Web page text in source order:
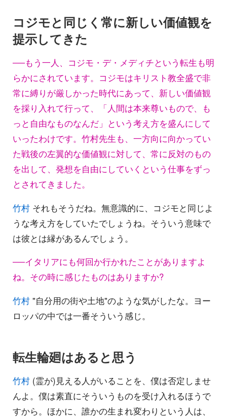
コジモと同じく常に新しい価値観を
提示してきた
──もう一人、コジモ・デ・メディチという転生も明
らかにされています。コジモはキリスト教全盛で非
常に縛りが厳しかった時代にあって、新しい価値観
を採り入れて行って、「人間は本来尊いもので、も
っと自由なものなんだ」という考え方を盛んにして
いったわけです。竹村先生も、一方向に向かってい
た戦後の左翼的な価値観に対して、常に反対のもの
を出して、発想を自由にしていくという仕事をずっ
とされてきました。
竹村 それもそうだね。無意識的に、コジモと同じよ
うな考え方をしていたでしょうね。そういう意味で
は彼とは縁があるんでしょう。
──イタリアにも何回か行かれたことがありますよ
ね。その時に感じたものはありますか?
竹村 "自分用の街や土地"のような気がしたな。ヨー
ロッパの中では一番そういう感じ。
転生輪廻はあると思う
竹村 (霊が)見える人がいることを、僕は否定しませ
んよ。僕は素直にそういうものを受け入れるほうで
すから。ほかに、誰かの生まれ変わりという人は、